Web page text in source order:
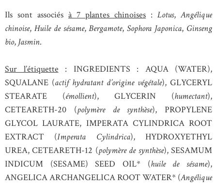
Ils sont associés à 7 plantes chinoises : Lotus,Angélique
chinoise, Huile de sésame,Bergamote,Sophora Japonica, Ginseng
bio, Jasmin.
Sur l’étiquette : INGREDIENTS : AQUA (WATER),
SQUALANE (actif hydratant d’origine végétale), GLYCERYL
STEARATE (émollient), GLYCERIN (humectant),
CETEARETH-20 (polymère de synthèse), PROPYLENE
GLYCOL LAURATE, IMPERATA CYLINDRICA ROOT
EXTRACT (Imperata Cylindrica), HYDROXYETHYL
UREA, CETEARETH-12 (polymère de synthèse), SESAMUM
INDICUM (SESAME) SEED OIL* (huile de sésame),
ANGELICA ARCHANGELICA ROOT WATER* (Angélique